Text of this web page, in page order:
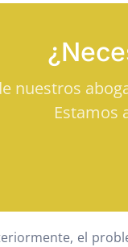
nuestros
Estamos
el